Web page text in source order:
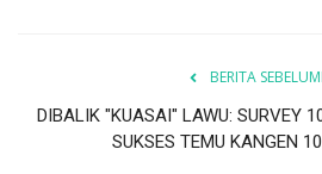
BERITA
DIBALIK "KUASAI" LAWU: SURVEY
SUKSES TEMU KANGEN